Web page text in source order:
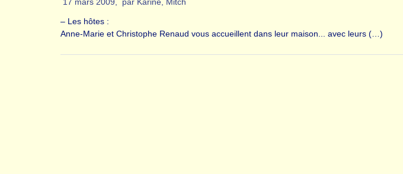
17 mars 2009, par Karine, Mitch
– Les hôtes :
Anne-Marie et Christophe Renaud vous accueillent dans leur maison... avec leurs (…)